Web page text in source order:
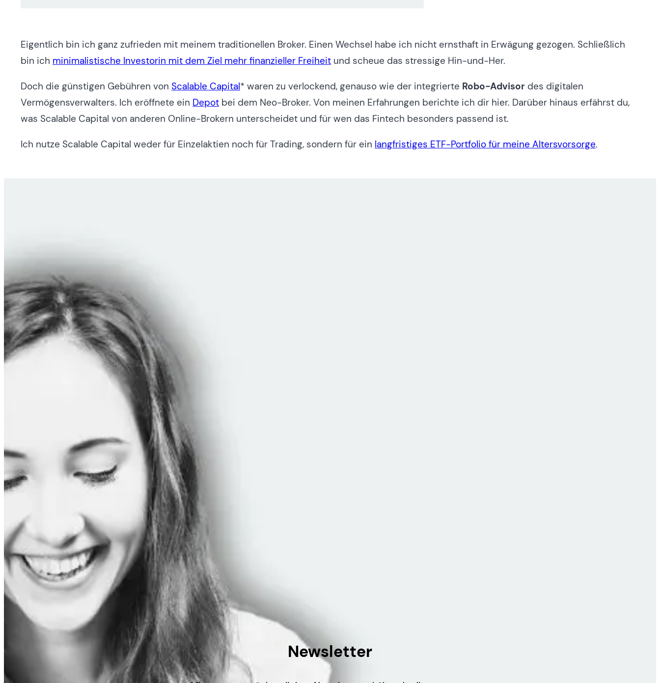
Eigentlich bin ich ganz zufrieden mit meinem traditionellen Broker. Einen Wechsel habe ich nicht ernsthaft in Erwägung gezogen. Schließlich
bin ich minimalistische Investorin mit dem Ziel mehr finanzieller Freiheit und scheue das stressige Hin-und-Her.
Doch die günstigen Gebühren von Scalable Capital* waren zu verlockend, genauso wie der integrierte Robo-Advisor des digitalen
Vermögensverwalters. Ich eröffnete ein Depot bei dem Neo-Broker. Von meinen Erfahrungen berichte ich dir hier. Darüber hinaus erfährst du,
was Scalable Capital von anderen Online-Brokern unterscheidet und für wen das Fintech besonders passend ist.
Ich nutze Scalable Capital weder für Einzelaktien noch für Trading, sondern für ein langfristiges ETF-Portfolio für meine Altersvorsorge.
Newsletter